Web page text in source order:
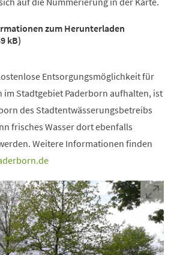
zum Herunterladen
kB
Entsorgungsmöglichkeit für
im Stadtgebiet Paderborn aufhalten, ist
des Stadtentwässerungsbetreibs
frisches Wasser dort ebenfalls
Weitere Informationen finden